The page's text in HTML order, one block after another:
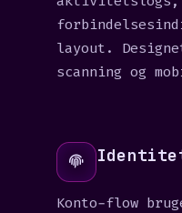
layout.
scanning og
Konto-flow